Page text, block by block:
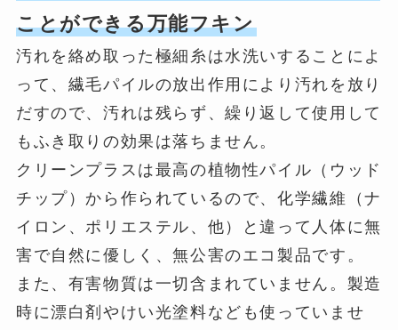
ことができる万能フキン
汚れを絡め取った極細糸は水洗いすることによ
って、繊毛パイルの放出作用により汚れを放り
だすので、汚れは残らず、繰り返して使用して
もふき取りの効果は落ちません。
クリーンプラスは最高の植物性パイル（ウッド
チップ）から作られているので、化学繊維（ナ
イロン、ポリエステル、他）と違って人体に無
害で自然に優しく、無公害のエコ製品です。
また、有害物質は一切含まれていません。製造
時に漂白剤やけい光塗料なども使っていませ